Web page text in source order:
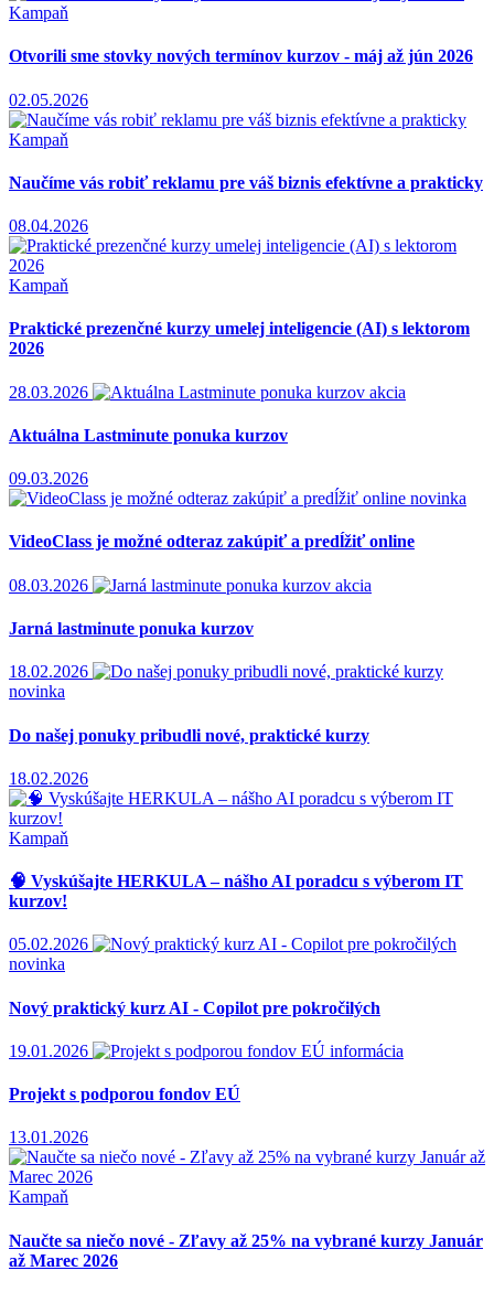
Kampaň
Otvorili sme stovky nových termínov kurzov - máj až jún 2026
02.05.2026
Kampaň
Naučíme vás robiť reklamu pre váš biznis efektívne a prakticky
08.04.2026
Kampaň
Praktické prezenčné kurzy umelej inteligencie (AI) s lektorom
2026
28.03.2026 akcia
Aktuálna Lastminute ponuka kurzov
09.03.2026
novinka
VideoClass je možné odteraz zakúpiť a predĺžiť online
08.03.2026 akcia
Jarná lastminute ponuka kurzov
18.02.2026
novinka
Do našej ponuky pribudli nové, praktické kurzy
18.02.2026
Kampaň
🧠 Vyskúšajte HERKULA – nášho AI poradcu s výberom IT
kurzov!
05.02.2026
novinka
Nový praktický kurz AI - Copilot pre pokročilých
19.01.2026 informácia
Projekt s podporou fondov EÚ
13.01.2026
Kampaň
Naučte sa niečo nové - Zľavy až 25% na vybrané kurzy Január
až Marec 2026